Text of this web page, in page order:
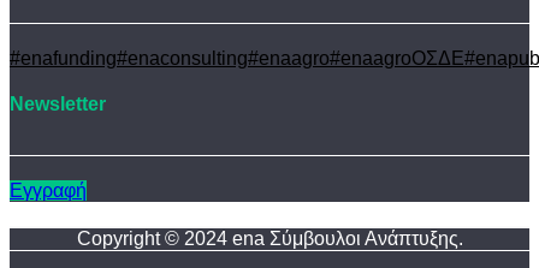
#enafunding#enaconsulting#enaagro#enaagroΟΣΔΕ
Newsletter
Εγγραφή
Copyright © 2024 ena Σύμβουλοι Ανάπτυξης.